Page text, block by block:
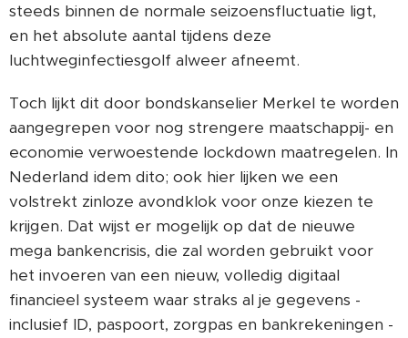
steeds binnen de normale seizoensfluctuatie ligt,
en het absolute aantal tijdens deze
luchtweginfectiesgolf alweer afneemt.
Toch lijkt dit door bondskanselier Merkel te worden
aangegrepen voor nog strengere maatschappij- en
economie verwoestende lockdown maatregelen. In
Nederland idem dito; ook hier lijken we een
volstrekt zinloze avondklok voor onze kiezen te
krijgen. Dat wijst er mogelijk op dat de nieuwe
mega bankencrisis, die zal worden gebruikt voor
het invoeren van een nieuw, volledig digitaal
financieel systeem waar straks al je gegevens -
inclusief ID, paspoort, zorgpas en bankrekeningen -